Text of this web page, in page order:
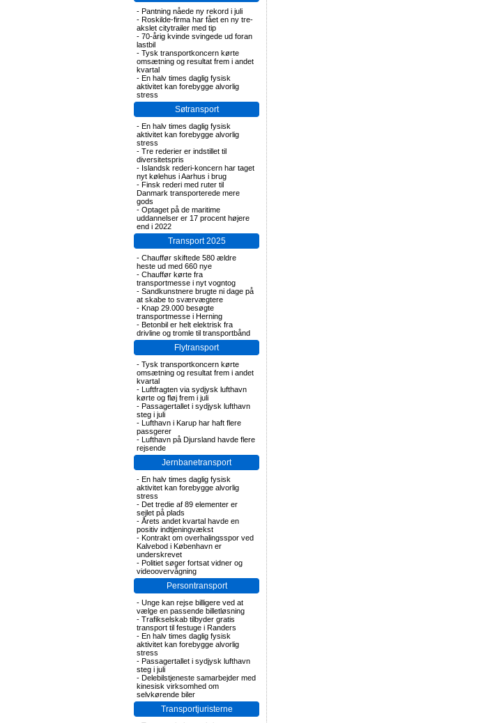
- Pantning nåede ny rekord i juli
- Roskilde-firma har fået en ny tre-
akslet citytrailer med tip
- 70-årig kvinde svingede ud foran
lastbil
- Tysk transportkoncern kørte
omsætning og resultat frem i andet
kvartal
- En halv times daglig fysisk
aktivitet kan forebygge alvorlig
stress
Søtransport
- En halv times daglig fysisk
aktivitet kan forebygge alvorlig
stress
- Tre rederier er indstillet til
diversitetspris
- Islandsk rederi-koncern har taget
nyt kølehus i Aarhus i brug
- Finsk rederi med ruter til
Danmark transporterede mere
gods
- Optaget på de maritime
uddannelser er 17 procent højere
end i 2022
Transport 2025
- Chauffør skiftede 580 ældre
heste ud med 660 nye
- Chauffør kørte fra
transportmesse i nyt vogntog
- Sandkunstnere brugte ni dage på
at skabe to sværvægtere
- Knap 29.000 besøgte
transportmesse i Herning
- Betonbil er helt elektrisk fra
drivline og tromle til transportbånd
Flytransport
- Tysk transportkoncern kørte
omsætning og resultat frem i andet
kvartal
- Luftfragten via sydjysk lufthavn
kørte og fløj frem i juli
- Passagertallet i sydjysk lufthavn
steg i juli
- Lufthavn i Karup har haft flere
passgerer
- Lufthavn på Djursland havde flere
rejsende
Jernbanetransport
- En halv times daglig fysisk
aktivitet kan forebygge alvorlig
stress
- Det tredie af 89 elementer er
sejlet på plads
- Årets andet kvartal havde en
positiv indtjeningvækst
- Kontrakt om overhalingsspor ved
Kalvebod i København er
underskrevet
- Politiet søger fortsat vidner og
videoovervågning
Persontransport
- Unge kan rejse billigere ved at
vælge en passende billetløsning
- Trafikselskab tilbyder gratis
transport til festuge i Randers
- En halv times daglig fysisk
aktivitet kan forebygge alvorlig
stress
- Passagertallet i sydjysk lufthavn
steg i juli
- Delebilstjeneste samarbejder med
kinesisk virksomhed om
selvkørende biler
Transportjuristerne